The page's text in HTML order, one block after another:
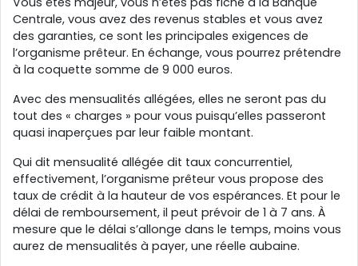
Centrale, vous avez des revenus stables et vous avez
des garanties, ce sont les principales exigences de
l’organisme prêteur. En échange, vous pourrez prétendre
à la coquette somme de 9 000 euros.
Avec des mensualités allégées, elles ne seront pas du
tout des « charges » pour vous puisqu’elles passeront
quasi inaperçues par leur faible montant.
Qui dit mensualité allégée dit taux concurrentiel,
effectivement, l’organisme prêteur vous propose des
taux de crédit à la hauteur de vos espérances. Et pour le
délai de remboursement, il peut prévoir de 1 à 7 ans. À
mesure que le délai s’allonge dans le temps, moins vous
aurez de mensualités à payer, une réelle aubaine.